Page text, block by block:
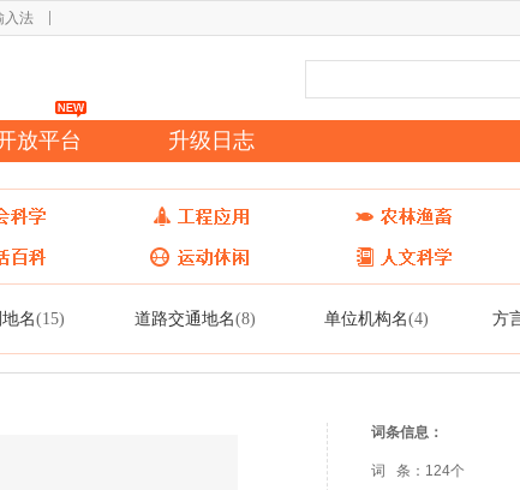
入法
放平台 升级日志
名(15) 道路交通地名(8) 单位机构名(4) 方
词条信息：
词 条：124个